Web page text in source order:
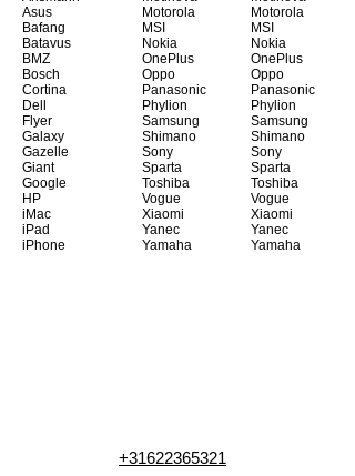
Asus
Bafang
Batavus
BMZ
Bosch
Cortina
Dell
Flyer
Galaxy
Gazelle
Giant
Google
HP
iMac
iPad
iPhone
Motorola
MSI
Nokia
OnePlus
Oppo
Panasonic
Phylion
Samsung
Shimano
Sony
Sparta
Toshiba
Vogue
Xiaomi
Yanec
Yamaha
Motorola
MSI
Nokia
OnePlus
Oppo
Panasonic
Phylion
Samsung
Shimano
Sony
Sparta
Toshiba
Vogue
Xiaomi
Yanec
Yamaha
+31622365321